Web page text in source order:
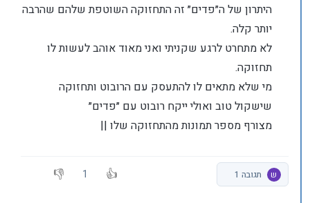
היתרון של ה״פדים״ זה התחזוקה השוטפת שלהם שהרבה
יותר קלה.
לא מתחרט לרגע שקניתי ואני מאוד אוהב לעשות לו
תחזוקה.
מי שלא מתאים לו להתעסק עם הרובוט ותחזוקה
שישקול טוב ואולי ייקח רובוט עם ״פדים״
מצורף מספר תמונות מהתחזוקה שלו ||
ש תגובה 1 1